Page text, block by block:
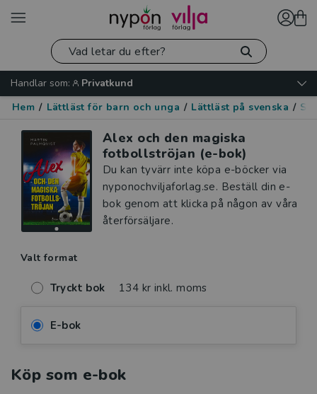
Handlar som:
Privatkund
Hem / Lättläst för barn och unga / Lättläst på svenska /
Alex och den magiska
fotbollströjan (e-bok)
Du kan tyvärr inte köpa e-böcker via
nyponochviljaforlag.se. Beställ din e-
bok genom att klicka på någon av våra
återförsäljare.
Valt format
Tryckt bok 134 kr inkl. moms
E-bok
Köp som e-bok